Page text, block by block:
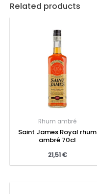
Related products
Rhum ambré
Saint James Royal rhum
ambré 70cl
21,51€